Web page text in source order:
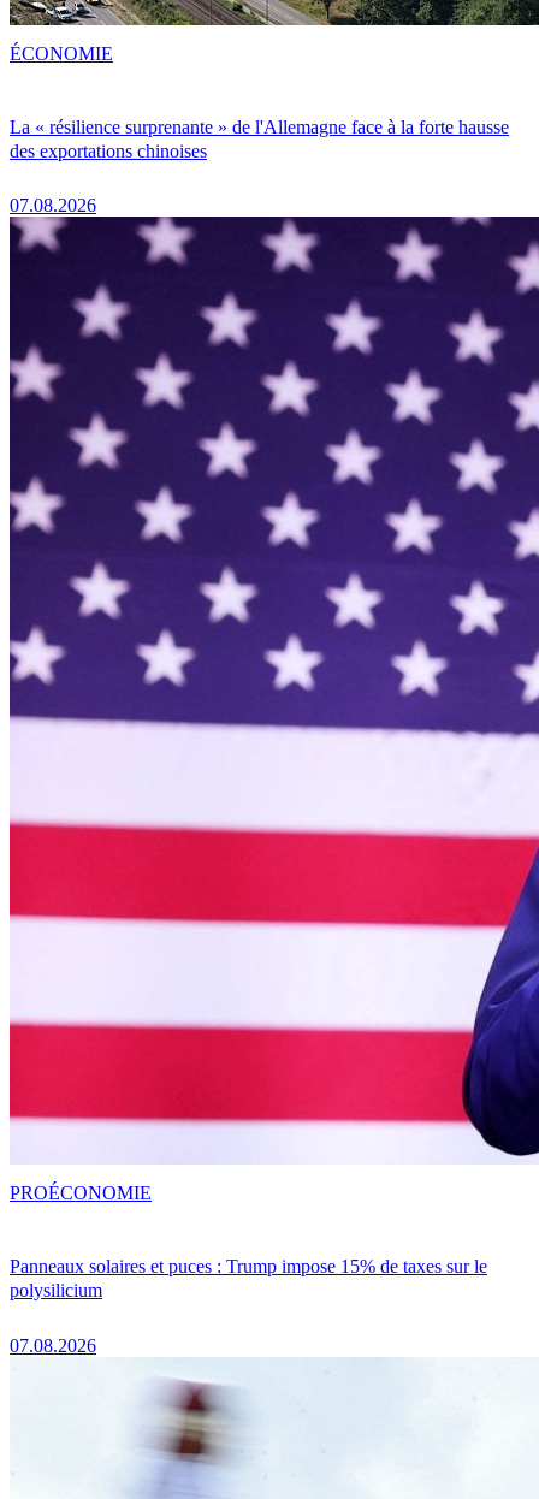
La « résilience surprenante » de l'Allemagne face à la forte hausse
des exportations chinoises
07.08.2026
ÉCONOMIE
Panneaux solaires et puces : Trump impose 15% de taxes sur le
polysilicium
07.08.2026
PROÉCONOMIE